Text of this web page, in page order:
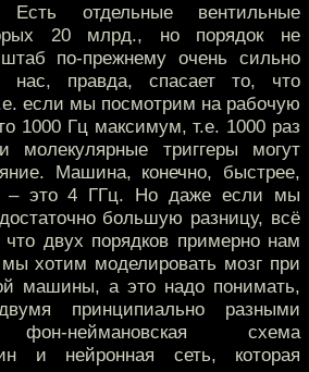
Есть отдельные вентильные
20 млрд., но порядок не
по-прежнему очень сильно
нас, правда, спасает то, что
если мы посмотрим на рабочую
1000 Гц максимум, т.е. 1000 раз
молекулярные триггеры могут
Машина, конечно, быстрее,
– это 4 ГГц. Но даже если мы
большую разницу, всё
что двух порядков примерно нам
хотим моделировать мозг при
машины, а это надо понимать,
принципиально разными
фон-неймановская схема
и нейронная сеть, которая